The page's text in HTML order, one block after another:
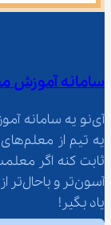
سامانه آموزش
آی‌نو یه سامانه
یه
ثابت کنه اگر
یاد بگیر!